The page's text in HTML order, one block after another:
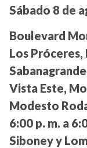
Sábado 8 de
Boulevard
Los
Vista Este,
Modesto
6:00 p. m. a
Siboney y